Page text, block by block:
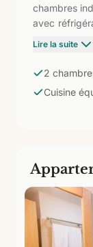
chambres
avec
d'espace
Lire la suite
2
Cuisine